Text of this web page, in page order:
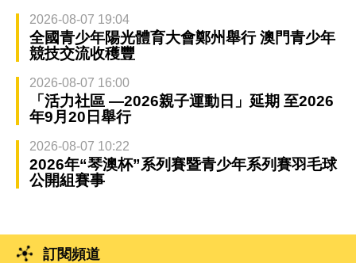
2026-08-07 19:04
全國青少年陽光體育大會鄭州舉行 澳門青少年
競技交流收穫豐
2026-08-07 16:00
「活力社區 —2026親子運動日」延期 至2026
年9月20日舉行
2026-08-07 10:22
2026年“琴澳杯”系列賽暨青少年系列賽羽毛球
公開組賽事
訂閱頻道